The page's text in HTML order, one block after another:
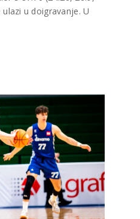
u doigravanje. U